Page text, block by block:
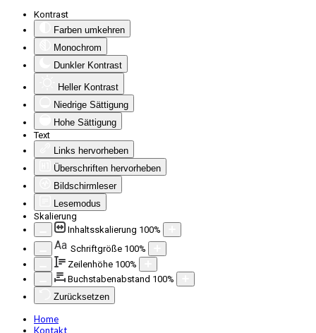
Kontrast
Farben umkehren
Monochrom
Dunkler Kontrast
Heller Kontrast
Niedrige Sättigung
Hohe Sättigung
Text
Links hervorheben
Überschriften hervorheben
Bildschirmleser
Lesemodus
Skalierung
Inhaltsskalierung 100%
Aa Schriftgröße 100%
Zeilenhöhe 100%
Buchstabenabstand 100%
Zurücksetzen
Home
Kontakt